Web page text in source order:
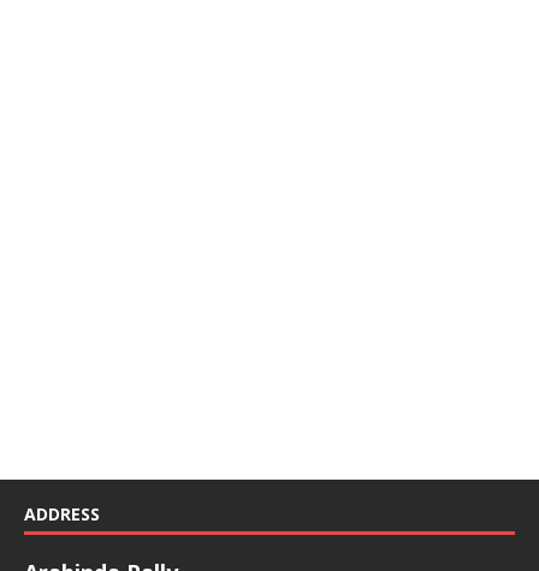
ADDRESS